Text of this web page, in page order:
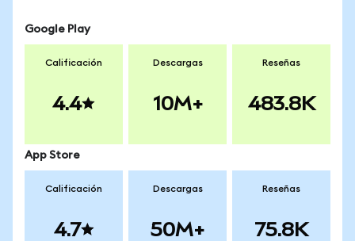
Google Play
Calificación
4.4
Descargas
10M+
Reseñas
483.8K
App Store
Calificación
4.7
Descargas
50M+
Reseñas
75.8K